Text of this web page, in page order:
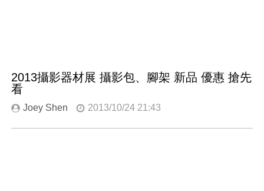
2013攝影器材展 攝影包、腳架 新品 優惠 搶先
看
Joey Shen 2013/10/24 21:43